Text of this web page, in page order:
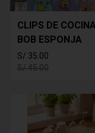
CLIPS DE COCINA
BOB ESPONJA
S/ 35.00
S/ 45.00